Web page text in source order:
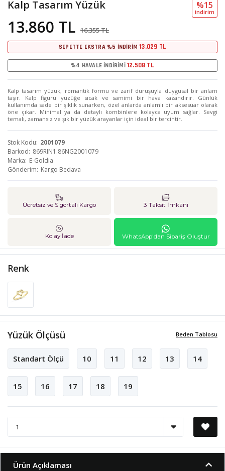
Kalp Tasarım Yüzük
13.860 TL 16.355 TL
%15
i̇ndi̇ri̇m
SEPETTE EKSTRA %5 İNDİRİM13.029 TL
%4 HAVALE İNDİRİMİ 12.508 TL
Kalp tasarım yüzük, romantik formu ve zarif duruşuyla duygusal bir anlam
taşır. Kalp figürü yüzüğe sıcak ve samimi bir hava kazandırır. Günlük
kullanımda sade bir şıklık sunarken, özel anlarda anlamlı bir aksesuar olarak
öne çıkar. Minimal ya da detaylı kombinlere kolayca uyum sağlar. Sevgi
temalı, zamansız ve şık bir yüzük arayanlar için ideal bir tercihtir.
Stok Kodu 2001079
Barkod 869RIN1.86NG2001079
Marka E-Goldia
Gönderim Kargo Bedava
Ücretsiz ve Sigortalı Kargo 3 Taksit İmkanı
Kolay İade WhatsApp'dan Sipariş Oluştur
Renk
Beden Tablosu
Yüzük Ölçüsü
Standart Ölçü 10 11 12 13 14
15 16 17 18 19
Ürün Açıklaması